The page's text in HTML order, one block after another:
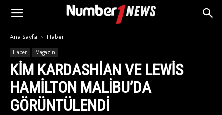
Ana Sayfa Haber
Haber Magazin
KIM KARDASHIAN VE LEWIS
HAMILTON MALIBU’DA
GÖRÜNTÜLENDI